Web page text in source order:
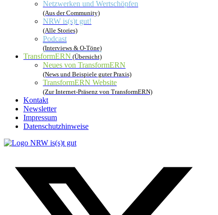
Netzwerken und Wertschöpfen
(Aus der Community)
NRW is(s)t gut!
(Alle Stories)
Podcast
(Interviews & O-Töne)
TransformERN (Übersicht)
Neues von TransformERN
(News und Beispiele guter Praxis)
TransformERN Website
(Zur Internet-Präsenz von TransformERN)
Kontakt
Newsletter
Impressum
Datenschutzhinweise